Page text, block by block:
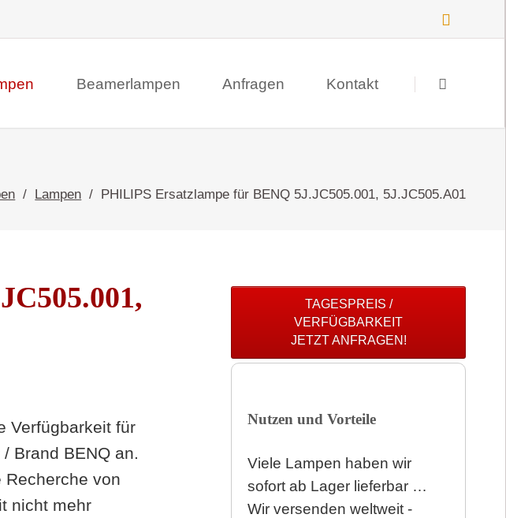
überspringen
Beamerlampen Anfragen Kontakt
Lampen PHILIPS Ersatzlampe für BENQ 5J.JC505.001, 5J.JC505.A01
Verfügbarkeit für
Brand BENQ an.
von
nicht mehr
TAGESPREIS /
VERFÜGBARKEIT
JETZT ANFRAGEN!
Nutzen und Vorteile
Viele Lampen haben wir
sofort ab Lager lieferbar …
Wir versenden weltweit -